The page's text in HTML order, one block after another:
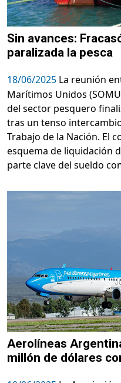
Sin avances:
paralizada la pesca
18/06/2025 La reunión
Marítimos Unidos
del sector pesquero
tras un tenso
Trabajo de la Nación. El
esquema de liquidación
parte clave del sueldo
Aerolíneas
millón de dólares